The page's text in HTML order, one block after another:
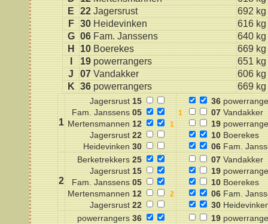
E
22 Jagersrust
692 kg
F
30 Heidevinken
616 kg
G 06 Fam. Janssens
640 kg
H
10 Boerekes
669 kg
19 powerrangers
651 kg
J
07 Vandakker
606 kg
K 36 powerrangers 669 kg
1
Jagersrust 15
Fam. Janssens 05
Mertensmannen 12
Jagersrust 22
Heidevinken 30
36
07Vandakker
19
10Boerekes
06Fam.
2
Berketrekkers 25
Jagersrust 15
Fam. Janssens 05
Mertensmannen 12
Jagersrust 22
07Vandakker
19
10Boerekes
06Fam.
30
powerrangers 36
19